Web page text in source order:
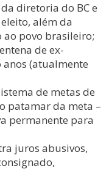
diretoria do BC e
além da
povo brasileiro;
de ex-
(atualmente
de metas de
patamar da meta –
permanente para
juros abusivos,